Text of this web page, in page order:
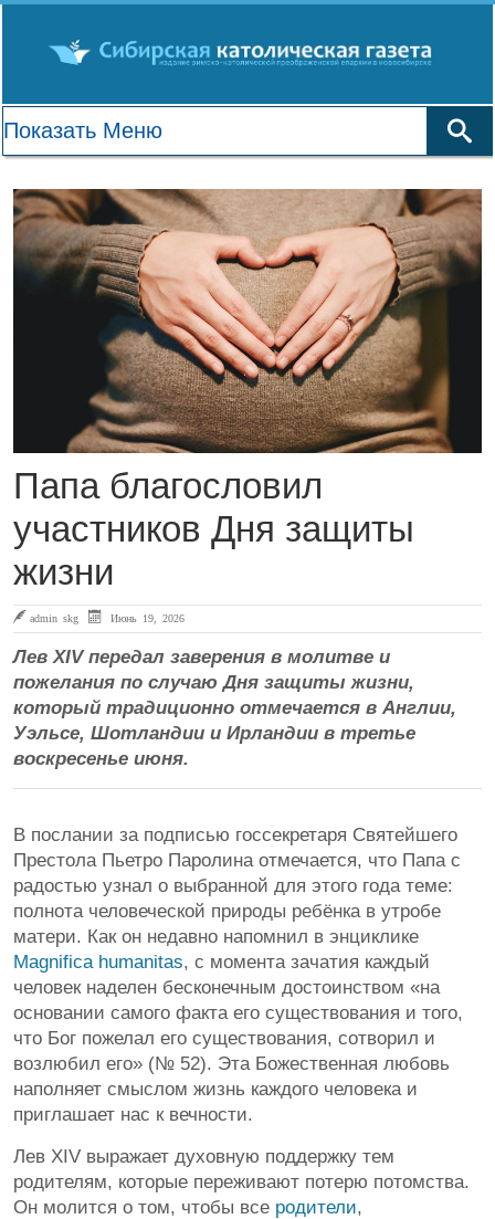
Папа благословил
участников Дня защиты
жизни
admin skg Июнь 19, 2026
Лев XIV передал заверения в молитве и
пожелания по случаю Дня защиты жизни,
который традиционно отмечается в Англии,
Уэльсе, Шотландии и Ирландии в третье
воскресенье июня.
В послании за подписью госсекретаря Святейшего
Престола Пьетро Паролина отмечается, что Папа с
радостью узнал о выбранной для этого года теме:
полнота человеческой природы ребёнка в утробе
матери. Как он недавно напомнил в энциклике
Magnifica humanitas, с момента зачатия каждый
человек наделен бесконечным достоинством «на
основании самого факта его существования и того,
что Бог пожелал его существования, сотворил и
возлюбил его» (№ 52). Эта Божественная любовь
наполняет смыслом жизнь каждого человека и
приглашает нас к вечности.
Лев XIV выражает духовную поддержку тем
родителям, которые переживают потерю потомства.
Он молится о том, чтобы все родители,